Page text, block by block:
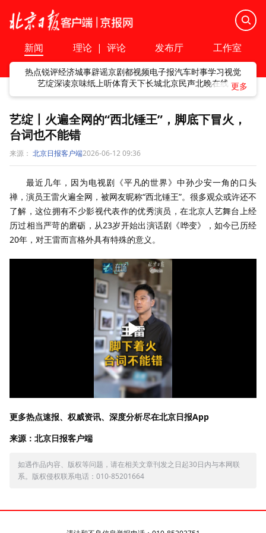
新闻 理论 | 评论 发布厅 工作室
热点锐评经济城事辟谣京剧都视频电子报汽车时事学习视觉
艺绽深读京味纸上听体育天下长城北京民声北晚在线
艺绽丨火遍全网的“西北锤王”，脚底下冒火，
台词也不能错
来源： 北京日报客户端2026-06-12 09:36
最近几年，因为电视剧《平凡的世界》中孙少安一角的口头
禅，演员王雷火遍全网，被网友昵称“西北锤王”。很多观众或许还不
了解，这位拥有不少影视代表作的优秀演员，在北京人艺舞台上经
历过相当严苛的磨砺，从23岁开始出演话剧《哗变》，如今已历经
20年，对王雷而言格外具有特殊的意义。
更多热点速报、权威资讯、深度分析尽在北京日报App
来源：北京日报客户端
如遇作品内容、版权等问题，请在相关文章刊发之日起30日内与本网联
系。版权侵权联系电话：010-85201664